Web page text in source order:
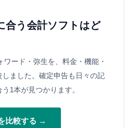
合う会計ソフトはど
ワード・弥生を、料金・機能・
ました。確定申告も日々の記
1本が見つかります。
比較する →